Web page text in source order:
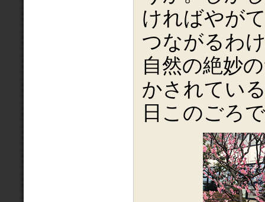
ければやが
つながるわ
自然の絶妙
かされてい
日このごろ